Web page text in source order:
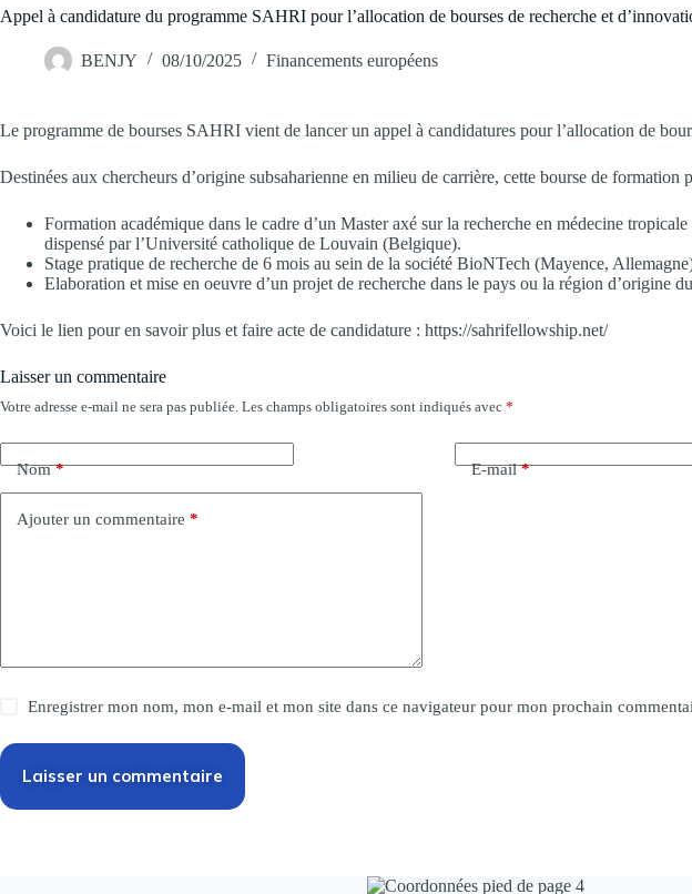
Appel à candidature du programme SAHRI pour l’allocation de bourses de recherche et
BENJY 08/10/2025 Financements européens
Le programme de bourses SAHRI vient de lancer un appel à candidatures pour l’allocation de
Destinées aux chercheurs d’origine subsaharienne en milieu de carrière, cette bourse de formation
Formation académique dans le cadre d’un Master axé sur la recherche en médecine
dispensé par l’Université catholique de Louvain (Belgique).
Stage pratique de recherche de 6 mois au sein de la société BioNTech (Mayence,
Elaboration et mise en oeuvre d’un projet de recherche dans le pays ou la région d’origine
Voici le lien pour en savoir plus et faire acte de candidature : https://sahrifellowship.net/
Laisser un commentaire
Votre adresse e-mail ne sera pas publiée. Les champs obligatoires sont indiqués avec *
Nom* E-mail*
Ajouter un commentaire *
Enregistrer mon nom, mon e-mail et mon site dans ce navigateur pour mon prochain
Laisser un commentaire